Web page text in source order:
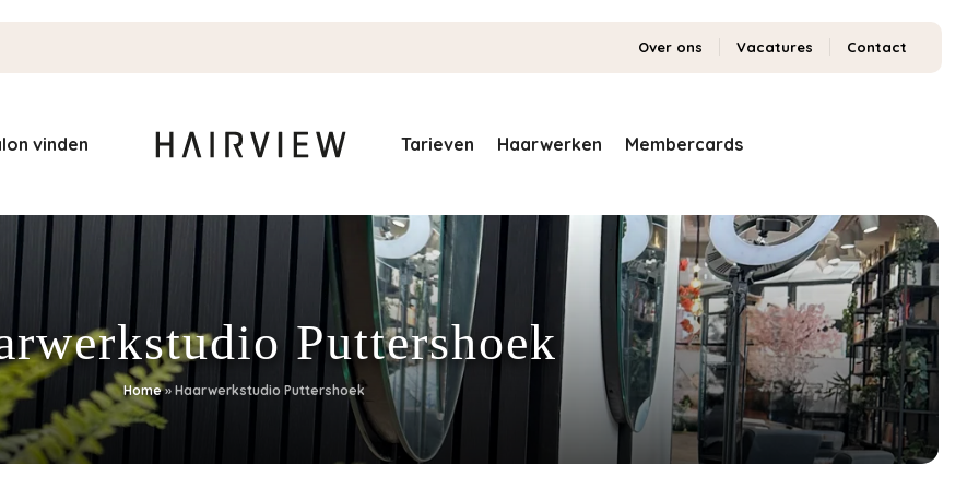
Over ons Vacatures Contact
vinden Tarieven Haarwerken Membercards
Puttershoek
Home»Haarwerkstudio Puttershoek